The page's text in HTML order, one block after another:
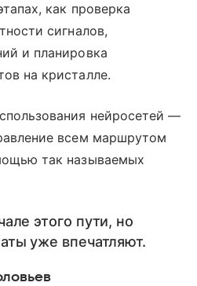
как проверка
сигналов,
и планировка
на кристалле.
нейросетей —
всем маршрутом
так называемых
этого пути, но
уже впечатляют.